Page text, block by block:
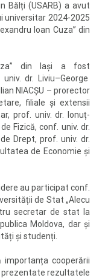
Bălți (USARB) a avut
universitar 2024-2025
Ioan Cuza” din
din Iași a fost
dr. Liviu–George
NIACȘU – prorector
filiale și extensii
prof. univ. dr. Ionuț-
Fizică, conf. univ. dr.
Drept, prof. univ. dr.
de Economie și
au participat conf.
de Stat „Alecu
secretar de stat la
Moldova, dar și
și studenți.
cooperării
prezentate rezultatele